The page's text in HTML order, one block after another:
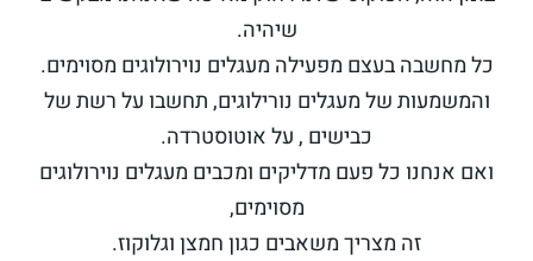
שיהיה.
כל מחשבה בעצם מפעילה מעגלים נוירולוגים מסוימים.
והמשמעות של מעגלים נורילוגים, תחשבו על רשת של
כבישים , על אוטוסטרדה.
ואם אנחנו כל פעם מדליקים ומכבים מעגלים נוירולוגים
מסוימים,
זה מצריך משאבים כגון חמצן וגלוקוז.